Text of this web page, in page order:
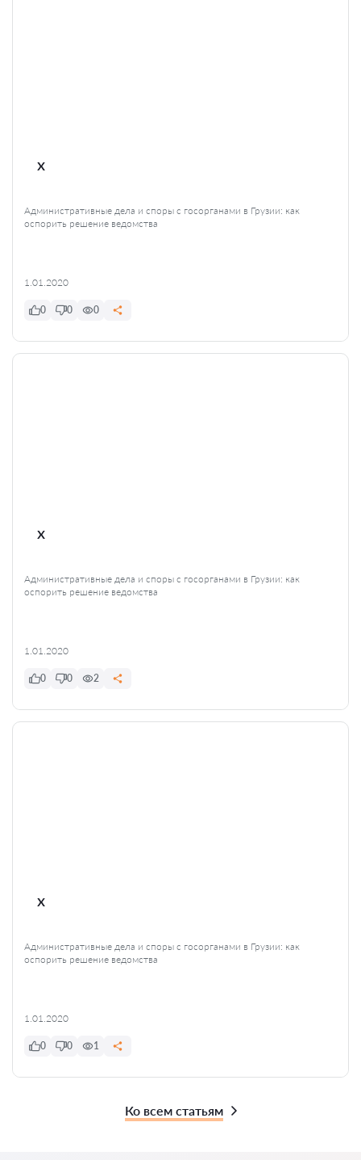
x
Административные дела и споры с госорганами в Грузии: как
оспорить решение ведомства
1.01.2020
0 0 0
x
Административные дела и споры с госорганами в Грузии: как
оспорить решение ведомства
1.01.2020
0 0 2
x
Административные дела и споры с госорганами в Грузии: как
оспорить решение ведомства
1.01.2020
0 0 1
Ко всем статьям